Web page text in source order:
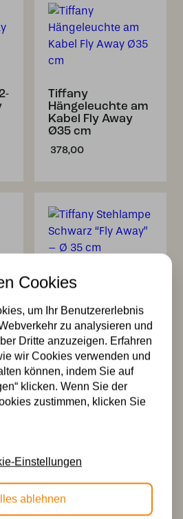
Tiffany
Hängeleuchte am
Kabel Fly Away
Ø35 cm
378,00
Schwarz “Fly
Away” – Ø 35 cm
528,00
Cookies
um Ihr Benutzererlebnis
zu analysieren und
Dritte anzuzeigen. Erfahren
wir Cookies verwenden und
können, indem Sie auf
klicken. Wenn Sie der
zustimmen, klicken Sie
Einstellungen
ablehnen